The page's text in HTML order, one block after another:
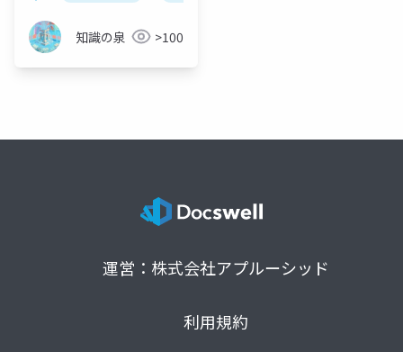
知識の泉 >100
運営：株式会社アプルーシッド
利用規約